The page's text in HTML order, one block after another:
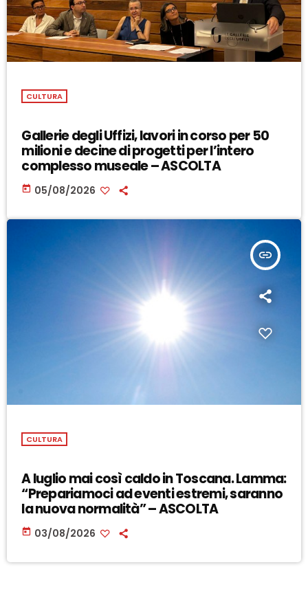
CULTURA
Gallerie degli Uffizi, lavori in corso per 50
milioni e decine di progetti per l’intero
complesso museale – ASCOLTA
today 05/08/2026
insert_link
CULTURA
A luglio mai così caldo in Toscana. Lamma:
“Prepariamoci ad eventi estremi, saranno
la nuova normalità” – ASCOLTA
today 03/08/2026